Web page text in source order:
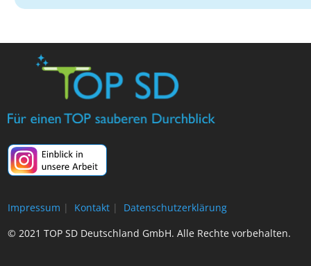
Impressum | Kontakt |
Datenschutzerklärung
© 2021 TOP SD Deutschland GmbH. Alle Rechte vorbehalten.